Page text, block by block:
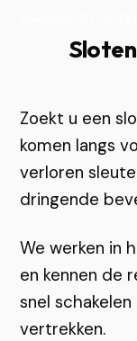
Zoekt u een
komen langs
verloren
dringende
We werken in
en kennen de
snel
vertrekken.